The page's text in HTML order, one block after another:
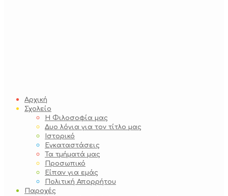
Αρχική
Σχολείο
Η Φιλοσοφία μας
Δυο λόγια για τον τίτλο μας
Ιστορικό
Εγκαταστάσεις
Τα τμήματά μας
Προσωπικό
Είπαν για εμάς
Πολιτική Απορρήτου
Παροχές